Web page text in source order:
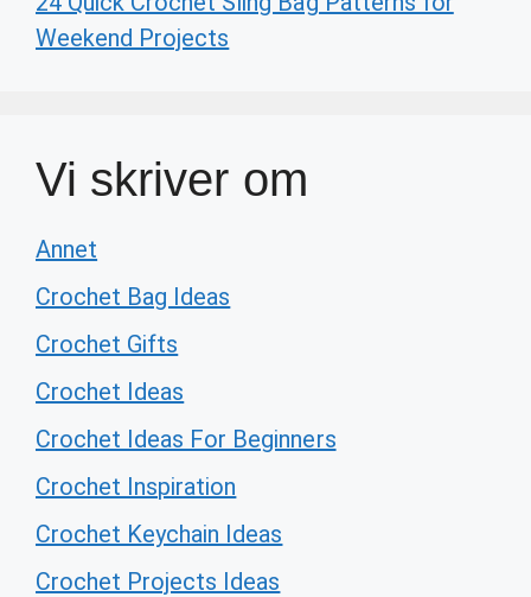
Weekend Projects
Vi skriver om
Annet
Crochet Bag Ideas
Crochet Gifts
Crochet Ideas
Crochet Ideas For Beginners
Crochet Inspiration
Crochet Keychain Ideas
Crochet Projects Ideas